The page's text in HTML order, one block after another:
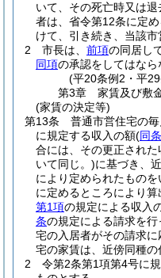
いて、その死亡時又は
者は、省令第12条に定
けて、引き続き、当該市
2
市長は、 前項の同居し
同項の承認をしてはなら
(平20条例2・平
第3章
家賃及び敷
(家賃の決定等)
第13条
普通市営住宅の毎
に規定する収入の額(同
合には、その更正された
いて同じ。)に基づき、
により定められたもの
に定めるところにより算
第1項の規定による収入
条の規定による請求を
宅の入居者がその請求
宅の家賃は、近傍同種の
2
令第2条第1項第4号に